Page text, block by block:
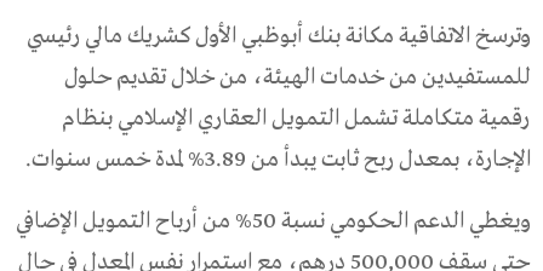
وترسخ الاتفاقية مكانة بنك أبوظبي الأول كشريك مالي رئيسي
للمستفيدين من خدمات الهيئة، من خلال تقديم حلول
رقمية متكاملة تشمل التمويل العقاري الإسلامي بنظام
الإجارة، بمعدل ربح ثابت يبدأ من 3.89% لمدة خمس سنوات.
ويغطي الدعم الحكومي نسبة 50% من أرباح التمويل الإضافي
حتى سقف 500,000 درهم، مع استمرار نفس المعدل في حال